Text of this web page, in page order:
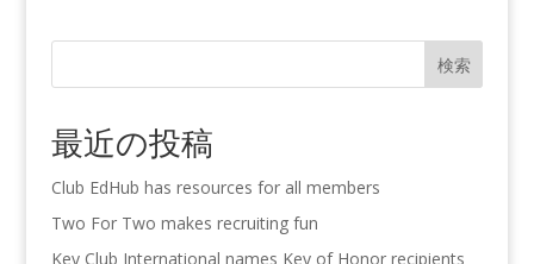
検索
最近の投稿
Club EdHub has resources for all members
Two For Two makes recruiting fun
Key Club International names Key of Honor recipients